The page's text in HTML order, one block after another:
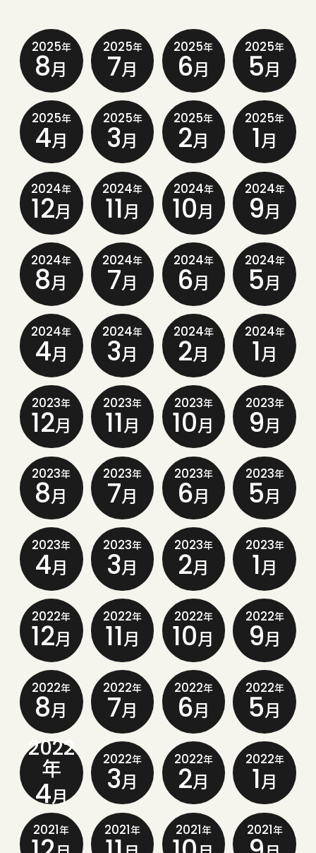
2025年
8月
2025年
7月
2025年
6月
2025年
5月
2025年
4月
2025年
3月
2025年
2月
2025年
1月
2024年
12月
2024年
11月
2024年
10月
2024年
9月
2024年
8月
2024年
7月
2024年
6月
2024年
5月
2024年
4月
2024年
3月
2024年
2月
2024年
1月
2023年
12月
2023年
11月
2023年
10月
2023年
9月
2023年
8月
2023年
7月
2023年
6月
2023年
5月
2023年
4月
2023年
3月
2023年
2月
2023年
1月
2022年
12月
2022年
11月
2022年
10月
2022年
9月
2022年
8月
2022年
7月
2022年
6月
2022年
5月
2022
年
4月
2022年
3月
2022年
2月
2022年
1月
2021年 2021年 2021年 2021年